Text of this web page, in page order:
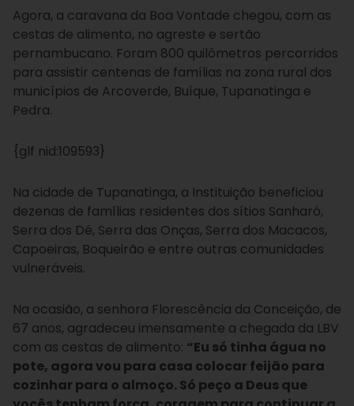
Agora, a caravana da Boa Vontade chegou, com as
cestas de alimento, no agreste e sertão
pernambucano. Foram 800 quilômetros percorridos
para assistir centenas de famílias na zona rural dos
municípios de Arcoverde, Buíque, Tupanatinga e
Pedra.
{glf nid:109593}
Na cidade de Tupanatinga, a Instituição beneficiou
dezenas de famílias residentes dos sítios Sanharó,
Serra dos Dé, Serra das Onças, Serra dos Macacos,
Capoeiras, Boqueirão e entre outras comunidades
vulneráveis.
Na ocasião, a senhora Florescência da Conceição, de
67 anos, agradeceu imensamente a chegada da LBV
com as cestas de alimento: “Eu só tinha água no
pote, agora vou para casa colocar feijão para
cozinhar para o almoço. Só peço a Deus que